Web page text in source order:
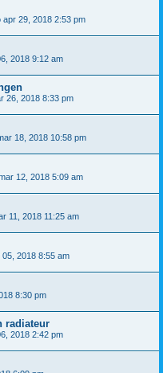
apr 29, 2018 2:53 pm
2018 9:12 am
26, 2018 8:33 pm
18, 2018 10:58 pm
12, 2018 5:09 am
11, 2018 11:25 am
05, 2018 8:55 am
8:30 pm
radiateur
2018 2:42 pm